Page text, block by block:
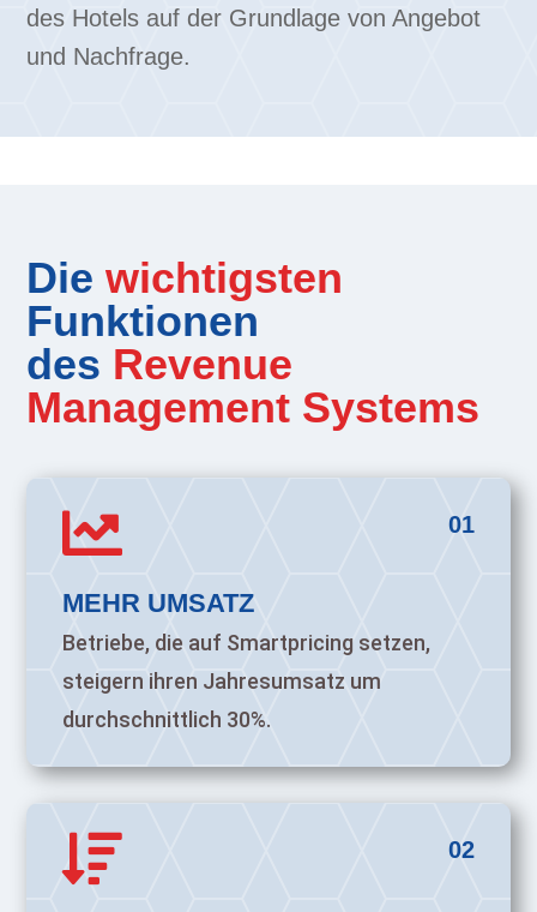
des Hotels auf der Grundlage von Angebot
und Nachfrage.
Diewichtigsten
Funktionen
des Revenue
Management Systems
01

MEHR UMSATZ
Betriebe, die auf Smartpricing setzen,
steigern ihren Jahresumsatz um
durchschnittlich 30%.
02
